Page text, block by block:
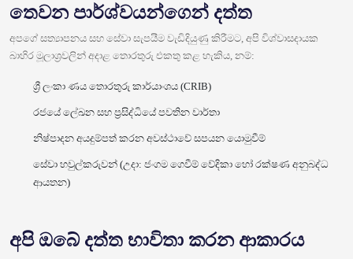
තෙවන පාර්ශ්වයන්ගෙන් දත්ත
අපගේ සත්‍යාපනය සහ සේවා සැපයීම වැඩිදියුණු කිරීමට, අපි විශ්වාසදායක
බාහිර මූලාශ්‍රවලින් අදාළ තොරතුරු එකතු කළ හැකිය, නම්:
ශ්‍රී ලංකා ණය තොරතුරු කාර්යාංශය (CRIB)
රජයේ ලේඛන සහ ප්‍රසිද්ධියේ පවතින වාර්තා
නිෂ්පාදන අයදුම්පත් කරන අවස්ථාවේ සපයන යොමුවීම්
සේවා හවුල්කරුවන් (උදා: ජංගම ගෙවීම් වේදිකා හෝ රක්ෂණ අනුබද්ධ
ආයතන)
අපි ඔබේ දත්ත භාවිතා කරන ආකාරය